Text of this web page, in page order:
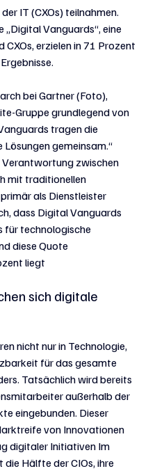
IT (CXOs) teilnahmen.
Vanguards“, eine
CXOs, erzielen in 71 Prozent
bei Gartner (Foto),
Gruppe grundlegend von
tragen die
gemeinsam.“
Verantwortung zwischen
mit traditionellen
als Dienstleister
dass Digital Vanguards
für technologische
diese Quote
liegt
sich digitale
nicht nur in Technologie,
für das gesamte
Tatsächlich wird bereits
außerhalb der
eingebunden. Dieser
von Innovationen
digitaler Initiativen Im
Hälfte der CIOs, ihre